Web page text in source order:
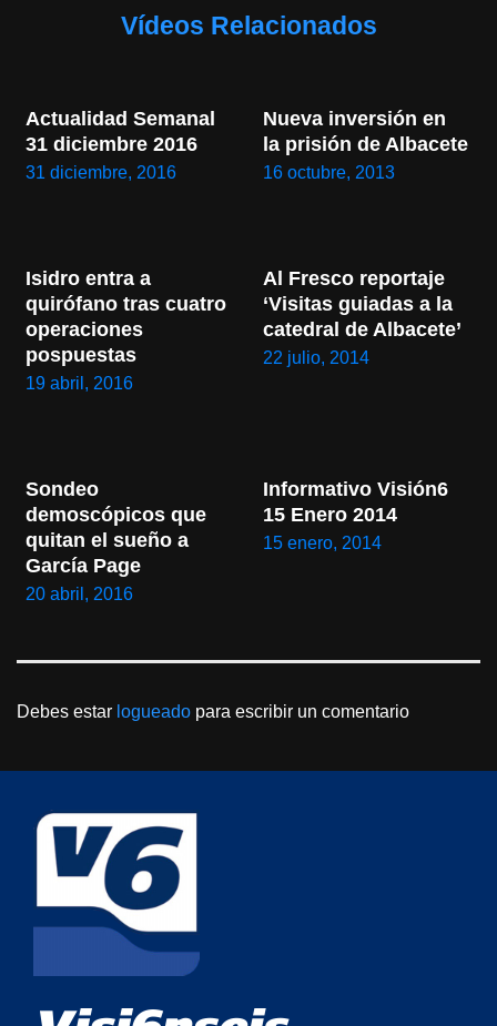
Vídeos Relacionados
Actualidad Semanal
31 diciembre 2016
31 diciembre, 2016
Nueva inversión en
la prisión de Albacete
16 octubre, 2013
Isidro entra a
quirófano tras cuatro
operaciones
pospuestas
19 abril, 2016
Al Fresco reportaje
‘Visitas guiadas a la
catedral de Albacete’
22 julio, 2014
Sondeo
demoscópicos que
quitan el sueño a
García Page
20 abril, 2016
Informativo Visión6
15 Enero 2014
15 enero, 2014
Debes estar logueado para escribir un comentario